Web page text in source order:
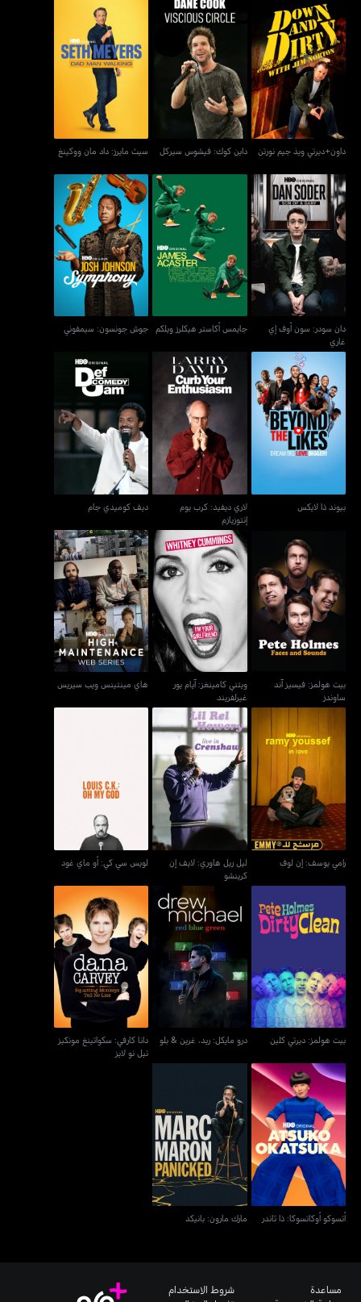
داون+ديرتي ويذ جيم نورتن
داون+ديرتي ويذ جيم نورتن
داين كوك: فيشوس سيركل
داين كوك: فيشوس سيركل
سيث مايرز: داد مان ووكينغ
سيث مايرز: داد مان ووكينغ
دان سودر: سون أوف إي
غاري
دان سودر: سون أوف إي
غاري
جايمس أكاستر هيكلرز ويلكم
جايمس أكاستر هيكلرز ويلكم
جوش جونسون: سيمفوني
جوش جونسون: سيمفوني
بيوند ذا لايكس
بيوند ذا لايكس
لاري ديفيد: كرب يوم
إنتوزيازم
لاري ديفيد: كرب يوم
إنتوزيازم
ديف كوميدي جام
ديف كوميدي جام
بيت هولمز: فيسيز آند
ساوندز
بيت هولمز: فيسيز آند
ساوندز
ويتني كامينغز: آيام يور
غيرلفريند
ويتني كامينغز: آيام يور
غيرلفريند
هاي مينتينس ويب سيريس
هاي مينتينس ويب سيريس
رامي يوسف: إن لوف
رامي يوسف: إن لوف
ليل ريل هاوري: لايف إن
كرينشو
ليل ريل هاوري: لايف إن
كرينشو
لويس سي كي: أو ماي غود
لويس سي كي: أو ماي غود
بيت هولمز: ديرتي كلين
درو مايكل: ريد، غرين & بلو
درو مايكل: ريد، غرين & بلو
دانا كارفي: سكواتينغ مونكيز
تيل نو لايز
دانا كارفي: سكواتينغ مونكيز
تيل نو لايز
أتسوكو أوكاتسوكا: ذا ثاندر
أتسوكو أوكاتسوكا: ذا ثاندر
مارك مارون: بانيكد
مارك مارون: بانيكد
مساعدة
شروط الاستخدام